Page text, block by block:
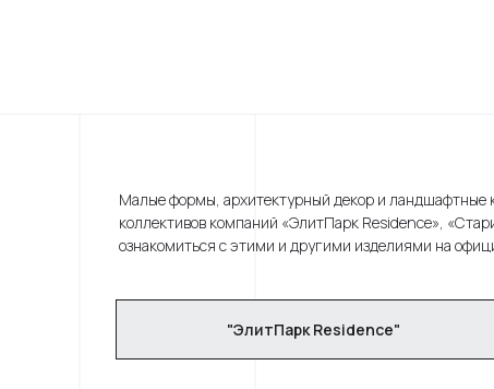
Малые формы, архитектурный декор и ландшафтные
коллективов компаний «ЭлитПарк Residence»,
ознакомиться с этими и другими изделиями на
"ЭлитПарк Residence"